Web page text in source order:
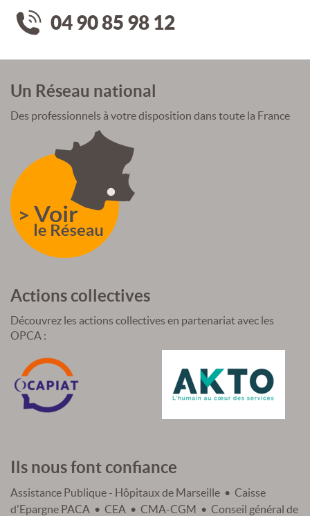
04 90 85 98 12
Un Réseau national
Des professionnels à votre disposition dans toute la France
Actions collectives
Découvrez les actions collectives en partenariat avec les
OPCA :
Ils nous font confiance
Assistance Publique - Hôpitaux de Marseille • Caisse
d'Epargne PACA • CEA • CMA-CGM • Conseil général de